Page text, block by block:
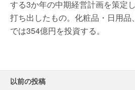
する3か年の中期経営計画を策定
打ち出したもの。化粧品・日用品
では354億円を投資する。
以前の投稿